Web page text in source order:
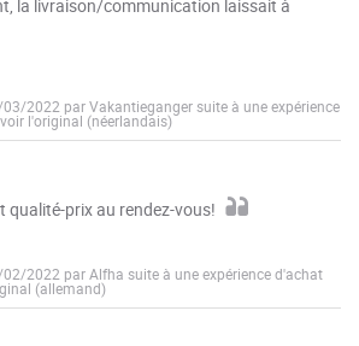
la livraison/communication laissait à
2022 par Vakantieganger suite à une expérience
voir l'original (néerlandais)
qualité-prix au rendez-vous!
2022 par Alfha suite à une expérience d'achat
(allemand)